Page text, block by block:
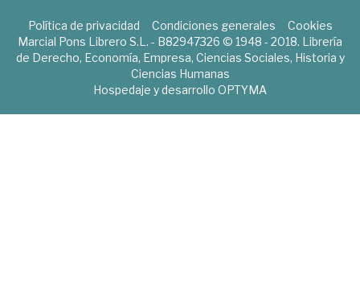
Política de privacidad Condiciones generales
Cookies
Marcial Pons Librero S.L. - B82947326 © 1948 - 2018. Librería
de Derecho, Economía, Empresa, Ciencias Sociales, Historia y
Ciencias Humanas
Hospedaje y desarrollo OPTYMA